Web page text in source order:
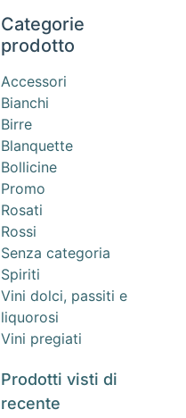
Categorie
prodotto
Accessori
Bianchi
Birre
Blanquette
Bollicine
Promo
Rosati
Rossi
Senza categoria
Spiriti
Vini dolci, passiti e
liquorosi
Vini pregiati
Prodotti visti di
recente